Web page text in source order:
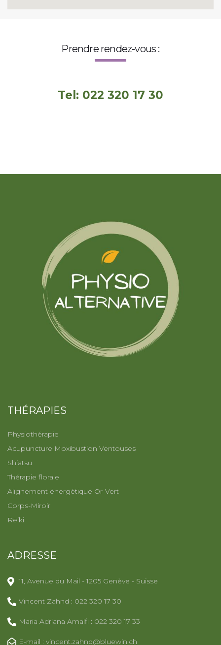
Prendre rendez-vous :
Tel: 022 320 17 30
THÉRAPIES
Physiothérapie
Acupuncture Moxibustion Ventouses
Shiatsu
Thérapie florale
Alignement énergétique Or-Vert
Corps-Miroir
Reiki
ADRESSE
11, Avenue du Mail - 1205 Genève - Suisse
Vincent Zahnd : 022 320 17 30
Maria Adriana Amalfi : 022 320 17 33
E-mail : vincent.zahnd@bluewin.ch